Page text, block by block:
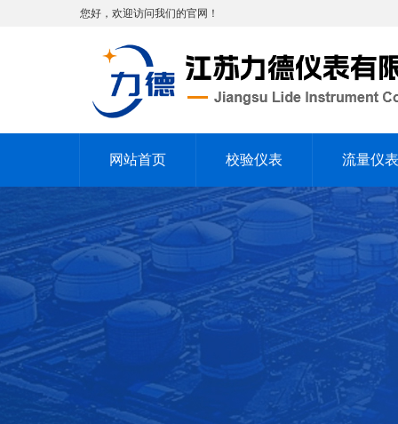
您好，欢迎访问我们的官网！
网站首页 校验仪表 流量仪表